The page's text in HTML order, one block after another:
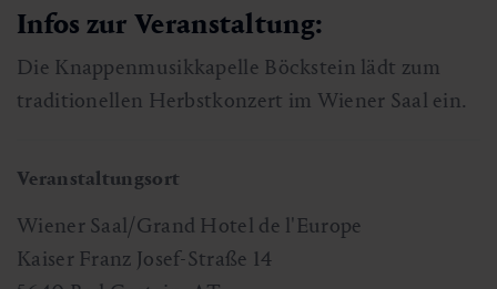
Infos zur Veranstaltung:
Die Knappenmusikkapelle Böckstein lädt zum
traditionellen Herbstkonzert im Wiener Saal ein.
Veranstaltungsort
Wiener Saal/Grand Hotel de l'Europe
Kaiser Franz Josef-Straße 14